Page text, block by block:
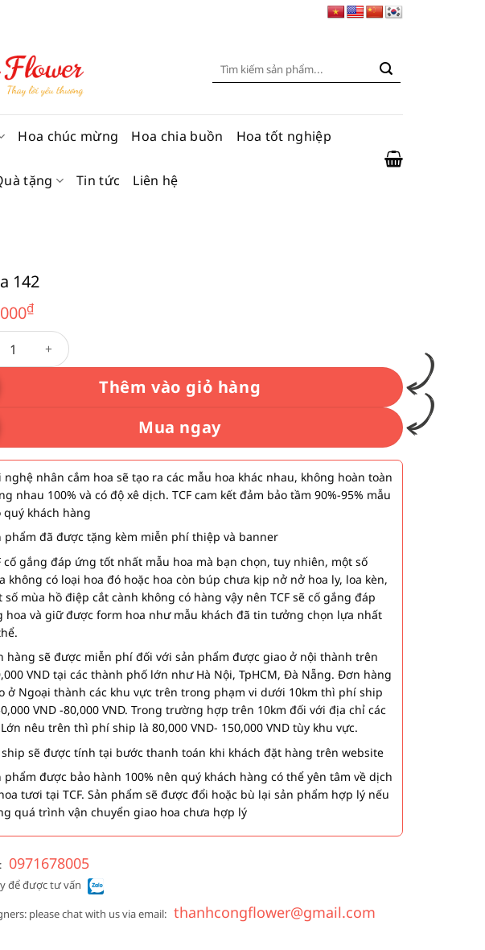
Tìm
Hoa chúc mừng Hoa chia buồn Hoa tốt nghiệp
tặng Tin tức Liên hệ
142
₫
số lượng
Thêm vào giỏ hàng
Mua ngay
nghệ nhân cắm hoa sẽ tạo ra các mẫu hoa khác nhau, không hoàn toàn
nhau 100% và có độ xê dịch. TCF cam kết đảm bảo tầm 90%-95% mẫu
quý khách hàng
phẩm đã được tặng kèm miễn phí thiệp và banner
cố gắng đáp ứng tốt nhất mẫu hoa mà bạn chọn, tuy nhiên, một số
không có loại hoa đó hoặc hoa còn búp chưa kịp nở nở hoa ly, loa kèn,
số mùa hồ điệp cắt cành không có hàng vậy nên TCF sẽ cố gắng đáp
hoa và giữ được form hoa như mẫu khách đã tin tưởng chọn lựa nhất
hàng sẽ được miễn phí đối với sản phẩm được giao ở nội thành trên
VND tại các thành phố lớn như Hà Nội, TpHCM, Đà Nẵng. Đơn hàng
ở Ngoại thành các khu vực trên trong phạm vi dưới 10km thì phí ship
VND -80,000 VND. Trong trường hợp trên 10km đối với địa chỉ các
nêu trên thì phí ship là 80,000 VND- 150,000 VND tùy khu vực.
ship sẽ được tính tại bước thanh toán khi khách đặt hàng trên website
phẩm được bảo hành 100% nên quý khách hàng có thể yên tâm về dịch
tươi tại TCF. Sản phẩm sẽ được đổi hoặc bù lại sản phẩm hợp lý nếu
quá trình vận chuyển giao hoa chưa hợp lý
0971678005
để được tư vấn
please chat with us via email: thanhcongflower@gmail.com